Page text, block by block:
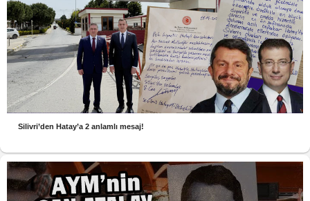
Silivri’den Hatay’a 2 anlamlı mesaj!